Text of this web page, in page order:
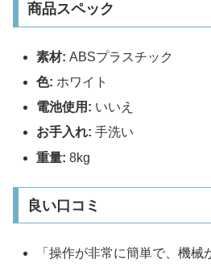
商品スペック
素材: ABSプラスチック
色: ホワイト
電池使用: いいえ
お手入れ: 手洗い
重量: 8kg
良い口コミ
「操作が非常に簡単で、機械